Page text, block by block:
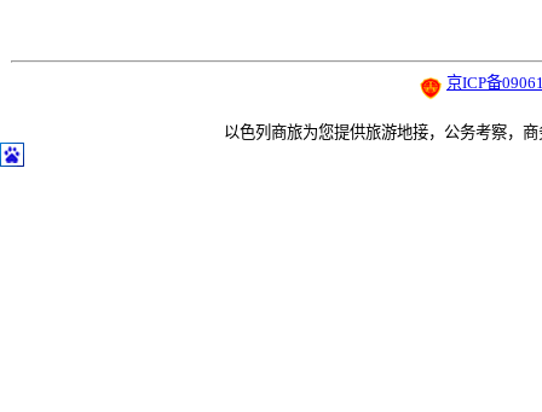
京ICP备
以色列商旅为您提供旅游地接，公务考察，